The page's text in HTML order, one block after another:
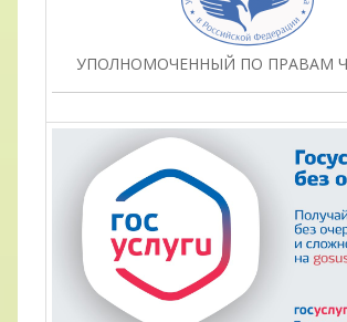
УПОЛНОМОЧЕННЫЙ ПО ПРАВАМ